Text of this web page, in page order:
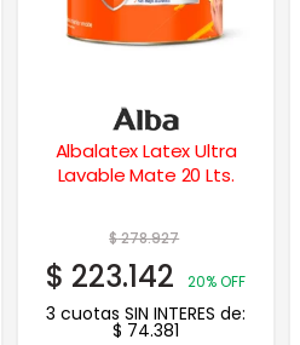
Albalatex Latex Ultra
Lavable Mate 20 Lts.
$278.927
$ 223.142 20% OFF
3 cuotas SIN INTERES de:
$ 74.381